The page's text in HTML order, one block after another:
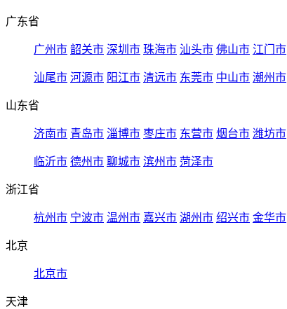
广东省
广州市 韶关市 深圳市 珠海市 汕头市 佛山市 江门市
汕尾市 河源市 阳江市 清远市 东莞市 中山市 潮州市
山东省
济南市 青岛市 淄博市 枣庄市 东营市 烟台市 潍坊市
临沂市 德州市 聊城市 滨州市 菏泽市
浙江省
杭州市 宁波市 温州市 嘉兴市 湖州市 绍兴市 金华市
北京
北京市
天津